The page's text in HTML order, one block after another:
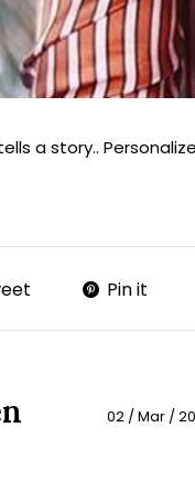
a story..
Pin it
02 / Mar /